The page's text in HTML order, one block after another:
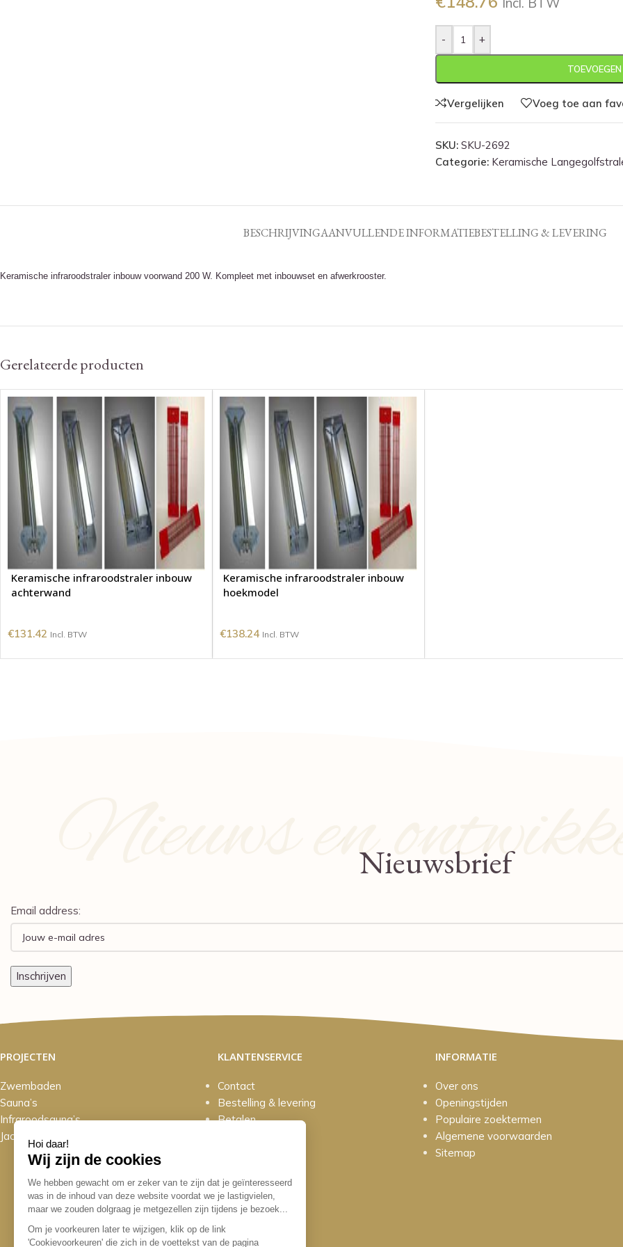
- +
Vergelijken Voeg toe aan
SKU: SKU-2692
Categorie: Keramische
BESCHRIJVINGAANVULLENDE INFORMATIEBESTELLING & LEVERING
Keramische infraroodstraler inbouw voorwand 200 W. Kompleet met inbouwset en afwerkrooster.
Gerelateerde producten
Keramische infraroodstraler inbouw
achterwand
€131.42 Incl. BTW
Keramische infraroodstraler inbouw
hoekmodel
€138.24 Incl. BTW
Nieuws enNieuwsbrief
Email address:
PROJECTEN
Zwembaden
Sauna’s
Infraroodsauna’s
Jacuzzi’s / Spa’s
KLANTENSERVICE
Contact
Bestelling & levering
Betalen
INFORMATIE
Over ons
Openingstijden
Populaire zoektermen
Algemene voorwaarden
Sitemap